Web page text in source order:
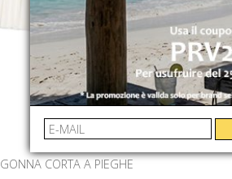
LACOSTE
GONNA CORTA A PIEGHE